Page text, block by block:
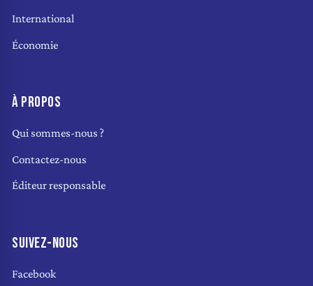
International
Économie
À PROPOS
Qui sommes-nous ?
Contactez-nous
Éditeur responsable
SUIVEZ-NOUS
Facebook